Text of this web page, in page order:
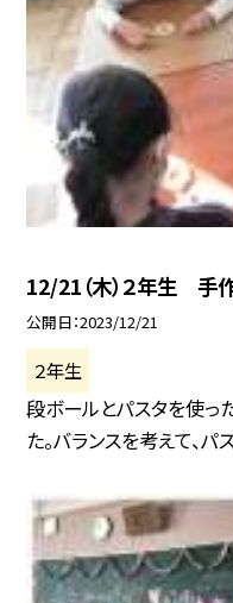
12/21（木）２年生 手
公開日 2023/12/21
２年生
段ボールとパスタを使っ
た。バランスを考えて、パ